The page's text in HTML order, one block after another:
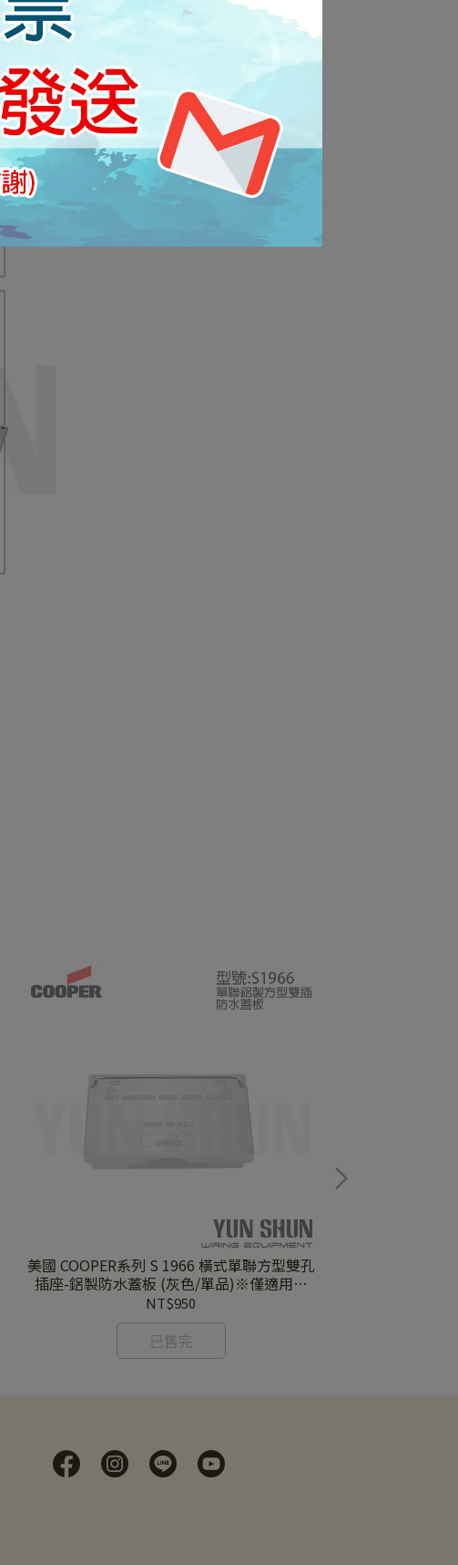
美國 COOPER系列 S 1966 橫式單聯方型雙孔
插座-鋁製防水蓋板 (灰色/單品)※僅適用於
COOPER原廠方形插座系列※
NT$950
已售完